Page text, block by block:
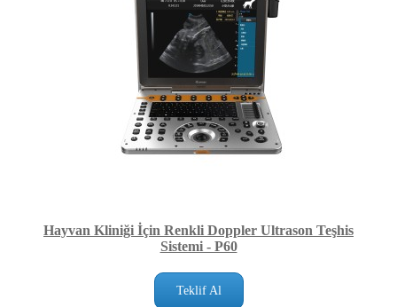
Hayvan Kliniği İçin Renkli Doppler Ultrason Teşhis
Sistemi - P60
Teklif Al